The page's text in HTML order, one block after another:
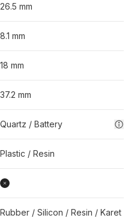
26.5 mm
8.1 mm
18 mm
37.2 mm
Quartz / Battery
Plastic / Resin
Rubber / Silicon / Resin / Karet